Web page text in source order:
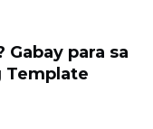
para sa
Template